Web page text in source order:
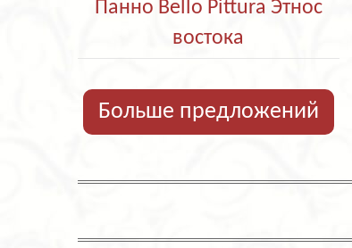
Панно Bello Pittura Этнос
востока
Больше предложений